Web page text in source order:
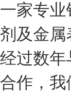
一家专
剂及金属
经过数年
合作，我